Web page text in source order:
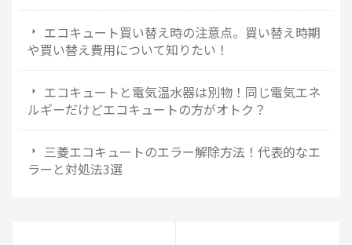
エコキュート買い替え時の注意点。買い替え時期
や買い替え費用について知りたい！
エコキュートと電気温水器は別物！同じ電気エネ
ルギーだけどエコキュートの方がオトク？
三菱エコキュートのエラー解除方法！代表的なエ
ラーと対処法3選